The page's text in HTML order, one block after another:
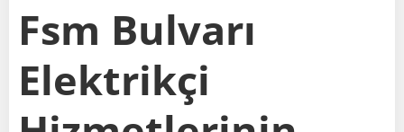
Fsm Bulvarı
Elektrikçi